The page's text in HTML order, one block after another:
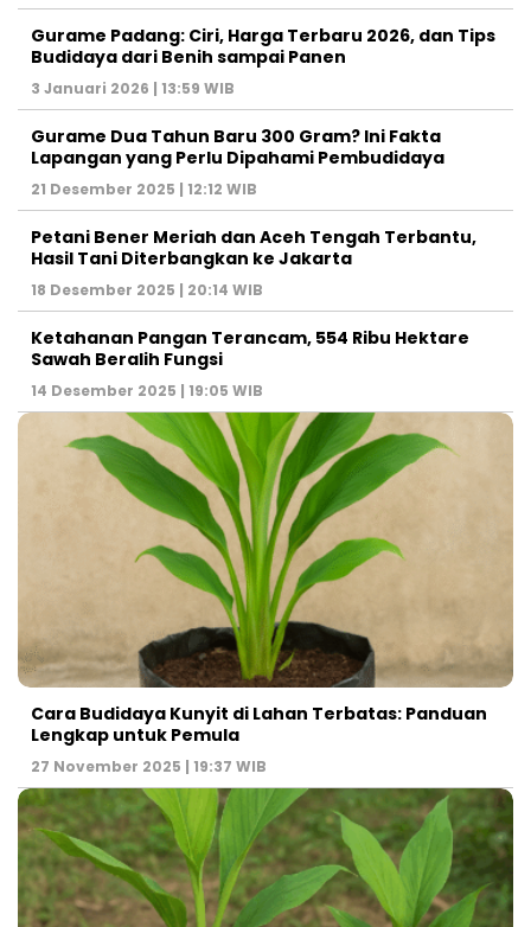
Gurame Padang: Ciri, Harga Terbaru 2026, dan Tips
Budidaya dari Benih sampai Panen
3 Januari 2026 | 13:59 WIB
Gurame Dua Tahun Baru 300 Gram? Ini Fakta
Lapangan yang Perlu Dipahami Pembudidaya
21 Desember 2025 | 12:12 WIB
Petani Bener Meriah dan Aceh Tengah Terbantu,
Hasil Tani Diterbangkan ke Jakarta
18 Desember 2025 | 20:14 WIB
Ketahanan Pangan Terancam, 554 Ribu Hektare
Sawah Beralih Fungsi
14 Desember 2025 | 19:05 WIB
Cara Budidaya Kunyit di Lahan Terbatas: Panduan
Lengkap untuk Pemula
27 November 2025 | 19:37 WIB